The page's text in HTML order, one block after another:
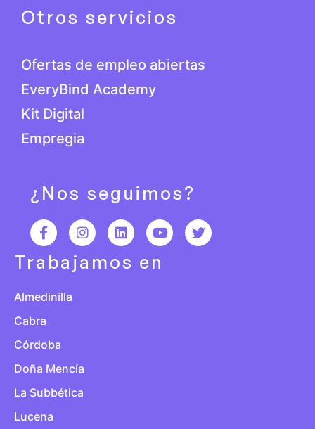
Otros servicios
Ofertas de empleo abiertas
EveryBind Academy
Kit Digital
Empregia
¿Nos seguimos?
Trabajamos en
Almedinilla
Cabra
Córdoba
Doña Mencía
La Subbética
Lucena